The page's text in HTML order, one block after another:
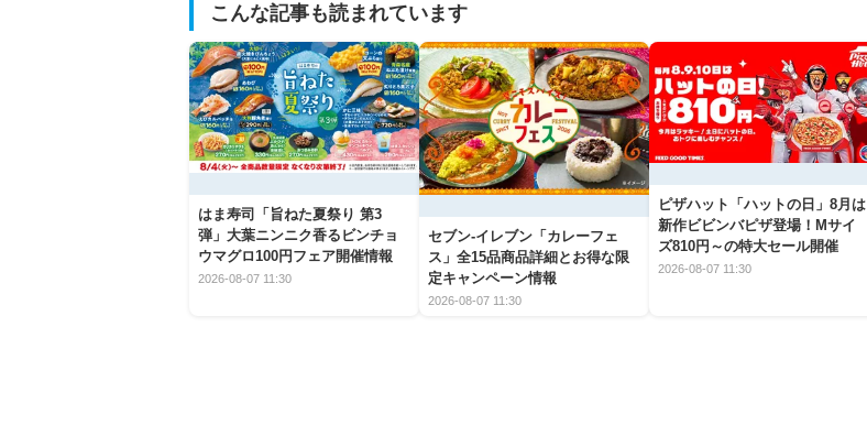
こんな記事も読まれています
はま寿司「旨ねた夏祭り 第3
弾」大葉ニンニク香るビンチョ
ウマグロ100円フェア開催情報
2026-08-07 11:30
セブン‐イレブン「カレーフェ
ス」全15品商品詳細とお得な限
定キャンペーン情報
2026-08-07 11:30
ピザハット「ハットの日」8月は
新作ビビンバピザ登場！Mサイ
ズ810円～の特大セール開催
2026-08-07 11:30